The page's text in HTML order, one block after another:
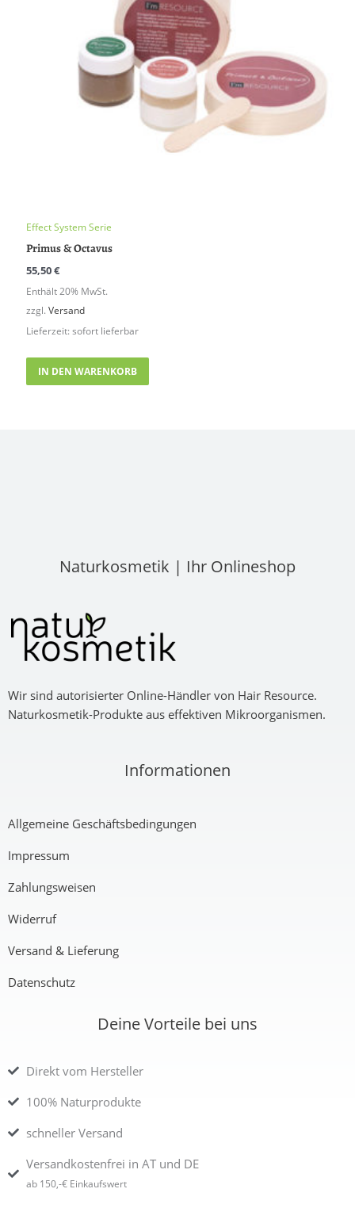
Effect System Serie
Primus & Octavus
55,50€
Enthält 20% MwSt.
zzgl. Versand
Lieferzeit: sofort lieferbar
IN DEN WARENKORB
Naturkosmetik | Ihr Onlineshop
Wir sind autorisierter Online-Händler von Hair Resource.
Naturkosmetik-Produkte aus effektiven Mikroorganismen.
Informationen
Allgemeine Geschäftsbedingungen
Impressum
Zahlungsweisen
Widerruf
Versand & Lieferung
Datenschutz
Deine Vorteile bei uns
Direkt vom Hersteller
100% Naturprodukte
schneller Versand
Versandkostenfrei in AT und DE
ab 150,-€ Einkaufswert